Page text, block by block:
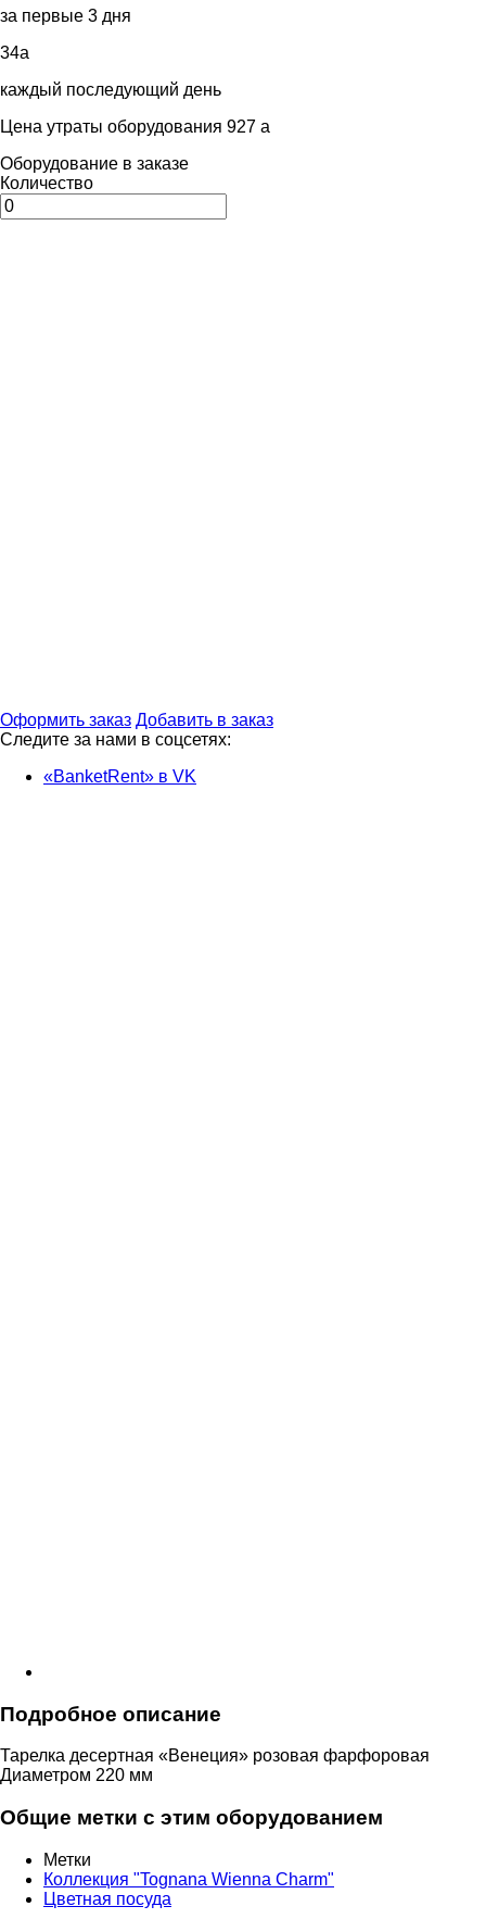
за первые 3 дня
34a
каждый последующий день
Цена утраты оборудования 927 a
Оборудование в заказе
Количество
Оформить заказ Добавить в заказ
Следите за нами в соцсетях:
«BanketRent» в VK
Подробное описание
Тарелка десертная «Венеция» розовая фарфоровая
Диаметром 220 мм
Общие метки с этим оборудованием
Метки
Коллекция "Tognana Wienna Charm"
Цветная посуда